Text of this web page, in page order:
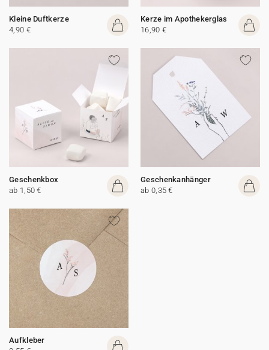
Kleine Duftkerze
4,90 €
Kerze im Apothekerglas
16,90 €
Geschenkbox
ab 1,50 €
Geschenkanhänger
ab 0,35 €
Aufkleber